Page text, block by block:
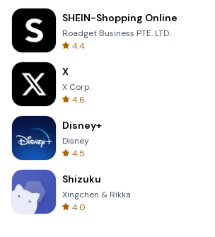
SHEIN-Shopping Online
Roadget Business PTE. LTD.
4.4
X
X Corp.
4.6
Disney+
Disney
4.5
Shizuku
Xingchen & Rikka
4.0